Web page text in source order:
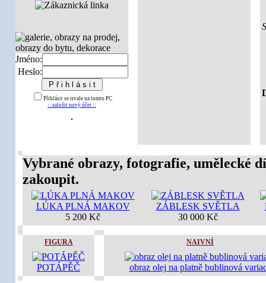
Jméno:
Heslo:
Přihlásit se trvale na tomto PC
:: založit nový účet ::
Vybrané obrazy, fotografie, umělecké
zakoupit.
LÚKA PLNÁ MAKOV
5 200 Kč
ZÁBLESK SVĚTLA
30 000 Kč
FIGURA
POTÁPĚČ
NAIVNÍ
obraz olej na platně bublinová